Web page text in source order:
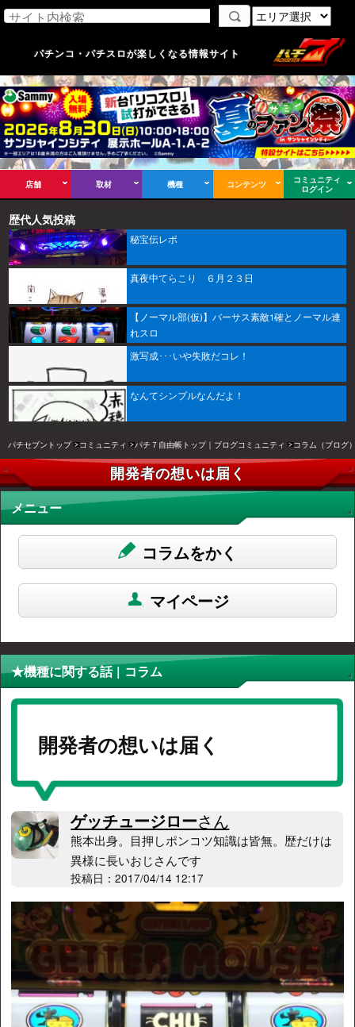
パチンコ・パチスロが楽しくなる情報サイト
店舗 取材 機種 コンテンツ
コミュニティ
ログイン
歴代人気投稿
秘宝伝レポ
真夜中てらこり ６月２３日
【ノーマル部(仮)】バーサス素敵1確とノーマル連
れスロ
激写成･･･いや失敗だコレ！
なんてシンプルなんだよ！
パチセブントップ コミュニティ パチ７自由帳トップ｜ブログコミュニティ コラム（ブログ
開発者の想いは届く
メニュー
コラムをかく
マイページ
★機種に関する話 | コラム
開発者の想いは届く
ゲッチュージローさん
熊本出身。目押しポンコツ知識は皆無。歴だけは
異様に長いおじさんです
投稿日：2017/04/14 12:17